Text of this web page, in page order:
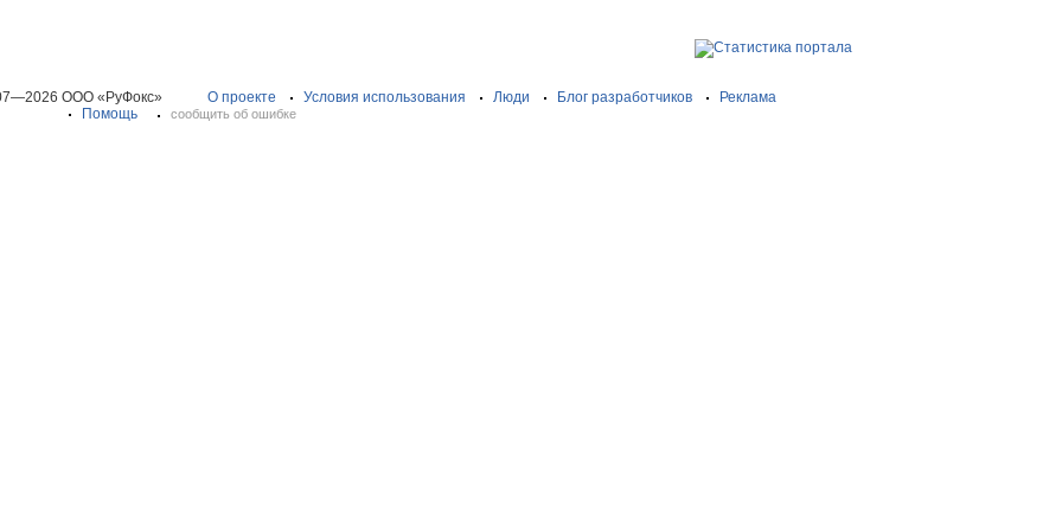
ООО «РуФокс» О проекте Условия использования Люди Блог разработчиков
Реклама
Помощь
сообщить об ошибке